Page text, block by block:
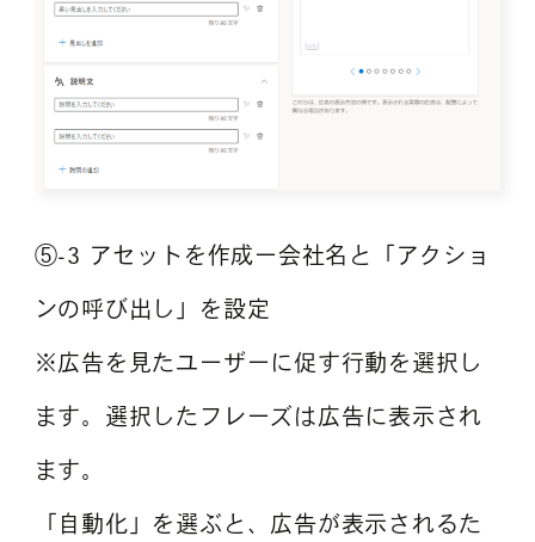
⑤-3 アセットを作成ー会社名と「アクショ
ンの呼び出し」を設定
※広告を見たユーザーに促す行動を選択し
ます。選択したフレーズは広告に表示され
ます。
「自動化」を選ぶと、広告が表示されるた